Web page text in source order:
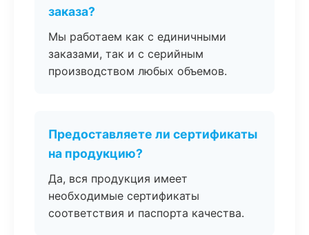
заказа?
Мы работаем как с единичными
заказами, так и с серийным
производством любых объемов.
Предоставляете ли сертификаты
на продукцию?
Да, вся продукция имеет
необходимые сертификаты
соответствия и паспорта качества.